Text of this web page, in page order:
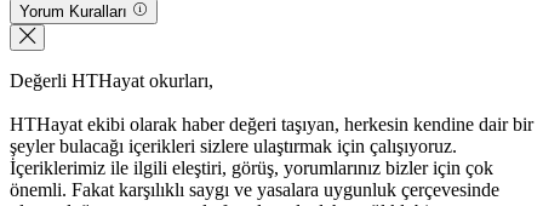
Yorum Kuralları
Değerli HTHayat okurları,
HTHayat ekibi olarak haber değeri taşıyan, herkesin kendine dair bir
şeyler bulacağı içerikleri sizlere ulaştırmak için çalışıyoruz.
İçeriklerimiz ile ilgili eleştiri, görüş, yorumlarınız bizler için çok
önemli. Fakat karşılıklı saygı ve yasalara uygunluk çerçevesinde